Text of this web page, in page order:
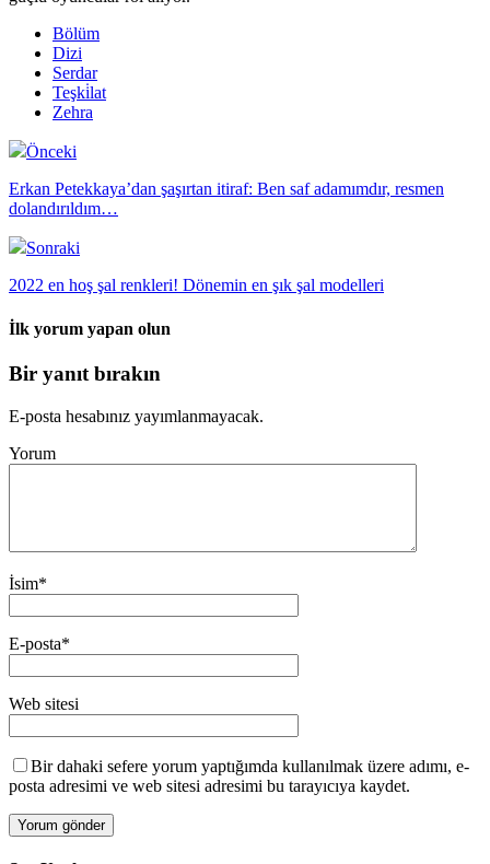
Bölüm
Dizi
Serdar
Teşki̇lat
Zehra
Önceki
Erkan Petekkaya’dan şaşırtan itiraf: Ben saf adamımdır, resmen
dolandırıldım…
Sonraki
2022 en hoş şal renkleri! Dönemin en şık şal modelleri
İlk yorum yapan olun
Bir yanıt bırakın
E-posta hesabınız yayımlanmayacak.
Yorum
İsim*
E-posta*
Web sitesi
Bir dahaki sefere yorum yaptığımda kullanılmak üzere adımı, e-
posta adresimi ve web sitesi adresimi bu tarayıcıya kaydet.